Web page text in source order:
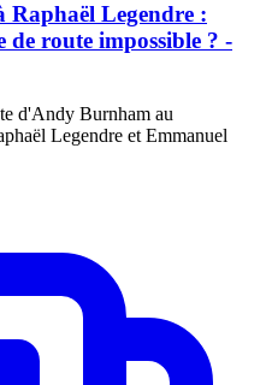
Raphaël Legendre :
route impossible ? -
d'Andy Burnham au
Legendre et Emmanuel